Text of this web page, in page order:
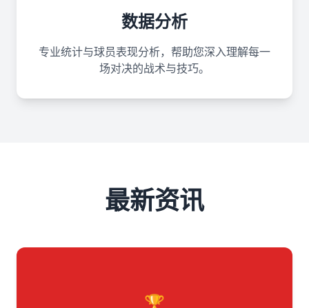
数据分析
专业统计与球员表现分析，帮助您深入理解每一
场对决的战术与技巧。
最新资讯
🏆